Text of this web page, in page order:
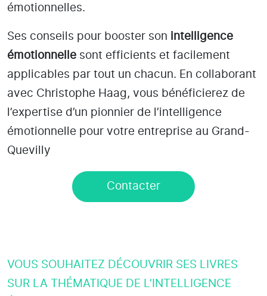
émotionnelles.
Ses conseils pour booster son intelligence
émotionnelle sont efficients et facilement
applicables par tout un chacun. En collaborant
avec Christophe Haag, vous bénéficierez de
l’expertise d’un pionnier de l’intelligence
émotionnelle pour votre entreprise au Grand-
Quevilly
Contacter
VOUS SOUHAITEZ DÉCOUVRIR SES LIVRES
SUR LA THÉMATIQUE DE L’INTELLIGENCE